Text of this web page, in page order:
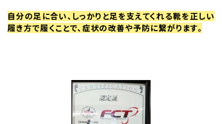
自分の足に合い、しっかりと足を支えてくれる靴を正しい
履き方で履くことで、症状の改善や予防に繋がります。